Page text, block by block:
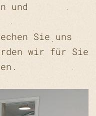
und
Sie uns
wir für Sie